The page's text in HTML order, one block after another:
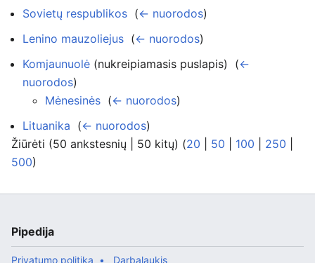
Sovietų respublikos (← nuorodos)
Lenino mauzoliejus (← nuorodos)
Komjaunuolė (nukreipiamasis puslapis) ‎ (←
nuorodos)
Mėnesinės (← nuorodos)
Lituanika (← nuorodos)
Žiūrėti (50 ankstesnių | 50 kitų) (20 50 100 250
500)
Pipedija
Privatumo politika Darbalaukis